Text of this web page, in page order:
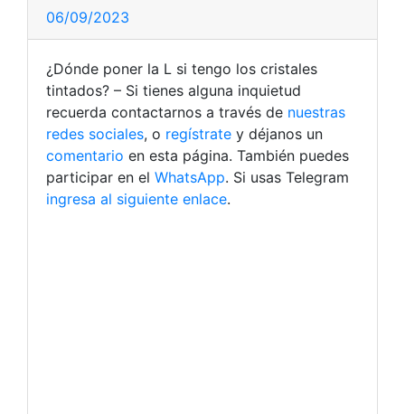
06/09/2023
¿Dónde poner la L si tengo los cristales
tintados? – Si tienes alguna inquietud
recuerda contactarnos a través de nuestras
redes sociales, o regístrate y déjanos un
comentario en esta página. También puedes
participar en el WhatsApp. Si usas Telegram
ingresa al siguiente enlace.